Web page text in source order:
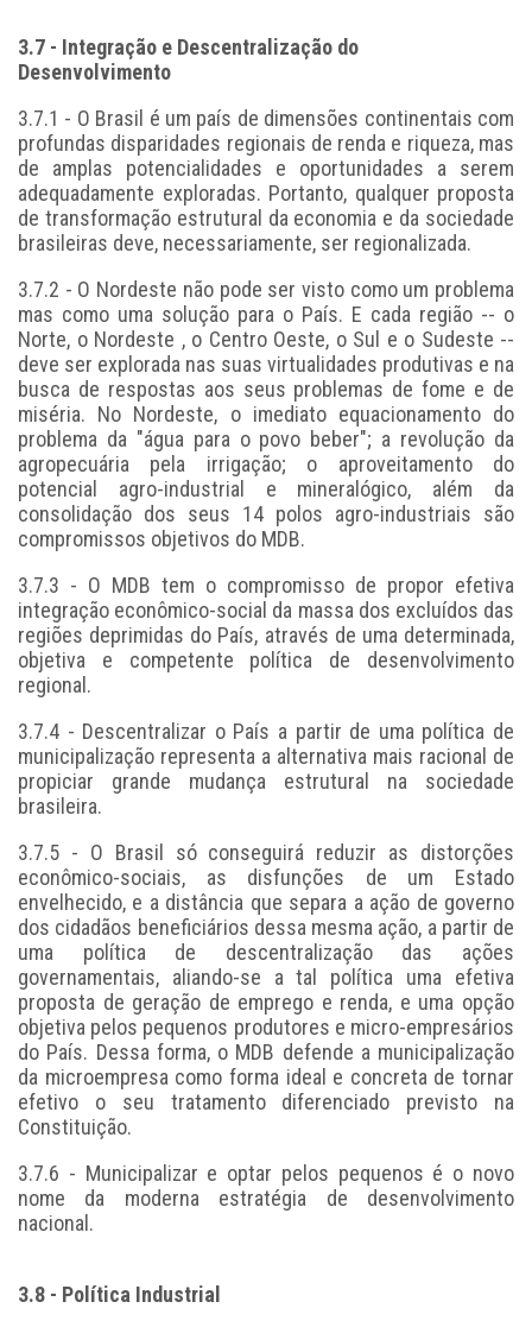
3.7 - Integração e Descentralização do
Desenvolvimento
3.7.1 - O Brasil é um país de dimensões continentais com
profundas disparidades regionais de renda e riqueza, mas
de amplas potencialidades e oportunidades a serem
adequadamente exploradas. Portanto, qualquer proposta
de transformação estrutural da economia e da sociedade
brasileiras deve, necessariamente, ser regionalizada.
3.7.2 - O Nordeste não pode ser visto como um problema
mas como uma solução para o País. E cada região -- o
Norte, o Nordeste , o Centro Oeste, o Sul e o Sudeste --
deve ser explorada nas suas virtualidades produtivas e na
busca de respostas aos seus problemas de fome e de
miséria. No Nordeste, o imediato equacionamento do
problema da "água para o povo beber"; a revolução da
agropecuária pela irrigação; o aproveitamento do
potencial agro-industrial e mineralógico, além da
consolidação dos seus 14 polos agro-industriais são
compromissos objetivos do MDB.
3.7.3 - O MDB tem o compromisso de propor efetiva
integração econômico-social da massa dos excluídos das
regiões deprimidas do País, através de uma determinada,
objetiva e competente política de desenvolvimento
regional.
3.7.4 - Descentralizar o País a partir de uma política de
municipalização representa a alternativa mais racional de
propiciar grande mudança estrutural na sociedade
brasileira.
3.7.5 - O Brasil só conseguirá reduzir as distorções
econômico-sociais, as disfunções de um Estado
envelhecido, e a distância que separa a ação de governo
dos cidadãos beneficiários dessa mesma ação, a partir de
uma política de descentralização das ações
governamentais, aliando-se a tal política uma efetiva
proposta de geração de emprego e renda, e uma opção
objetiva pelos pequenos produtores e micro-empresários
do País. Dessa forma, o MDB defende a municipalização
da microempresa como forma ideal e concreta de tornar
efetivo o seu tratamento diferenciado previsto na
Constituição.
3.7.6 - Municipalizar e optar pelos pequenos é o novo
nome da moderna estratégia de desenvolvimento
nacional.
3.8 - Política Industrial